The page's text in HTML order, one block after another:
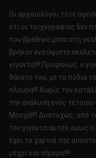
Οι αρχαιολόγοι τότε
ότι οι τοιχογραφίες δεν
που βρέθηκε μέσα στη
βρήκαν ένα ύψιστο
γίγαντα!!!! Προφανώς, ο
θάνατό του, με τα πόδια
πλευρά!!! Χωρίς τον
την ανάλυση ενός
Μόσχα!!!! Δυστυχώς, από
τον γίγαντα αυτόν, όμως
έχει τα χαρτιά της
μέχρι και σήμερα!!!!